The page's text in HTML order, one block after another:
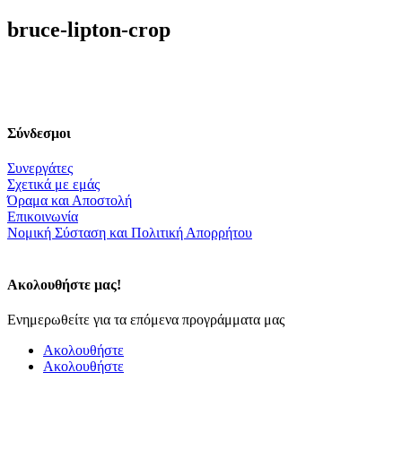
bruce-lipton-crop
Σύνδεσμοι
Συνεργάτες
Σχετικά με εμάς
Όραμα και Αποστολή
Επικοινωνία
Nομική Σύσταση και Πολιτική Απορρήτου
Ακολουθήστε μας!
Ενημερωθείτε για τα επόμενα προγράμματα μας
Ακολουθήστε
Ακολουθήστε